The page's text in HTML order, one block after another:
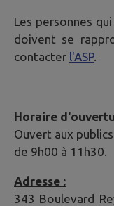
Les personnes
doivent se
contacter l'ASP.
Horaire
Ouvert aux
de 9h00 à 11h30.
Adresse :
343 Boulevard